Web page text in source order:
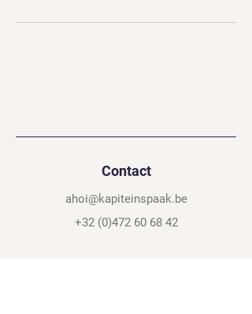
Contact
ahoi@kapiteinspaak.be
+32 (0)472 60 68 42